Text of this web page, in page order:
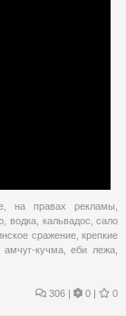
,на правах рекламы
водка, кальвадос ,сало
сражение,крепкие
амчуг-кучма,еби лежа
306 | 0 | 0